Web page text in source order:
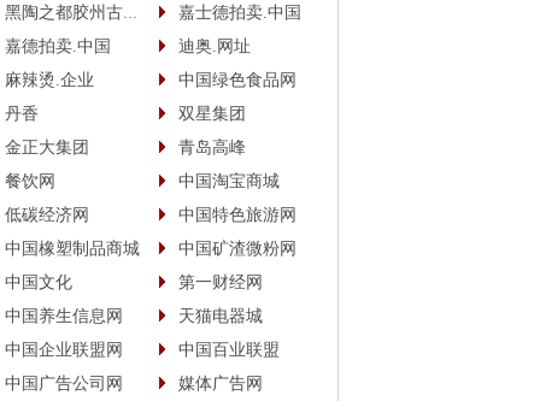
黑陶之都胶州古酿.中国
嘉士德拍卖.中国
嘉德拍卖.中国
迪奥.网址
麻辣烫.企业
中国绿色食品网
丹香
双星集团
金正大集团
青岛高峰
餐饮网
中国淘宝商城
低碳经济网
中国特色旅游网
中国橡塑制品商城
中国矿渣微粉网
中国文化
第一财经网
中国养生信息网
天猫电器城
中国企业联盟网
中国百业联盟
中国广告公司网
媒体广告网